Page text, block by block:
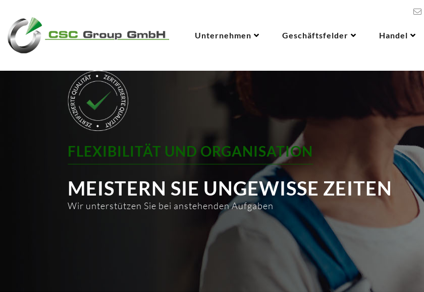
Unternehmen Geschäftsfelder Handel
FLEXIBILITÄT UND ORGANISATION
MEISTERN SIE UNGEWISSE ZEITEN
Wir unterstützen Sie bei anstehenden Aufgaben